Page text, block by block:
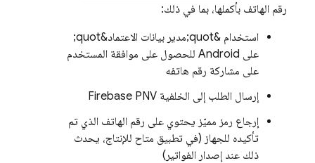
رقم الهاتف بأكملها، بما في ذلك:
استخدام &quot;مدير بيانات الاعتماد&quot;
على Android للحصول على موافقة المستخدم
على مشاركة رقم هاتفه
إرسال الطلب إلى الخلفية Firebase PNV
إرجاع رمز مميّز يحتوي على رقم الهاتف الذي تم
تأكيده للجهاز (في تطبيق متاح للإنتاج، يحدث
ذلك عند إصدار الفواتير)